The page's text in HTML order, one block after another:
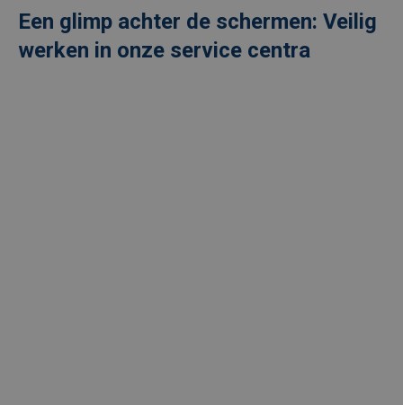
Een glimp achter de schermen: Veilig
werken in onze service centra